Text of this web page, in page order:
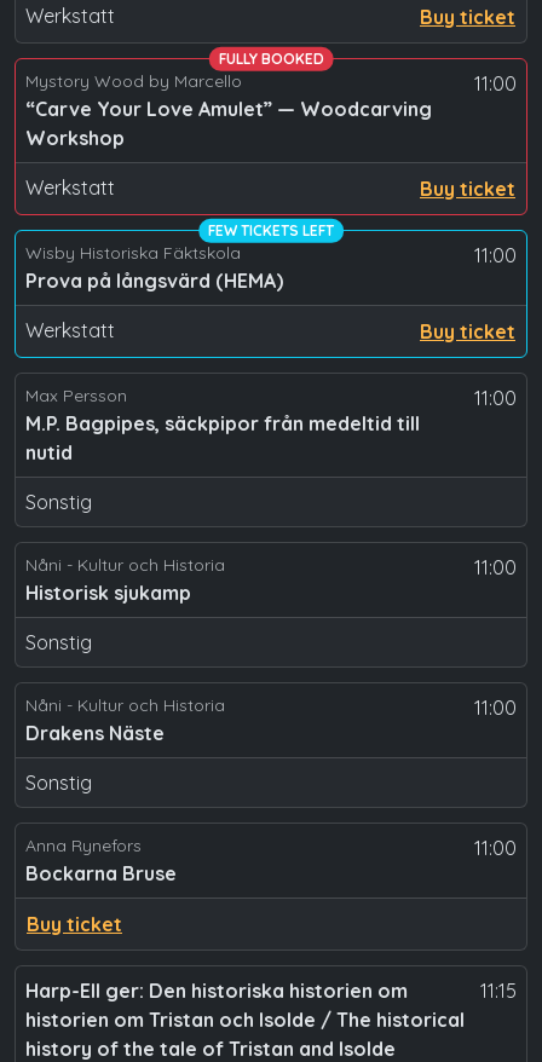
Werkstatt Buy ticket
11:00
Mystory Wood by Marcello
“Carve Your Love Amulet” — Woodcarving
Workshop
Werkstatt Buy ticket
FULLY BOOKED
11:00
Wisby Historiska Fäktskola
Prova på långsvärd (HEMA)
Werkstatt Buy ticket
FEW TICKETS LEFT
11:00
Max Persson
M.P. Bagpipes, säckpipor från medeltid till
nutid
Sonstig
11:00
Nåni - Kultur och Historia
Historisk sjukamp
Sonstig
11:00
Nåni - Kultur och Historia
Drakens Näste
Sonstig
11:00
Anna Rynefors
Bockarna Bruse
Buy ticket
11:15
Harp-Ell ger: Den historiska historien om
historien om Tristan och Isolde / The historical
history of the tale of Tristan and Isolde